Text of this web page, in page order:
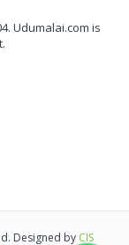
Udumalai.com is
Designed by CIS